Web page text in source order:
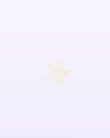
⭐